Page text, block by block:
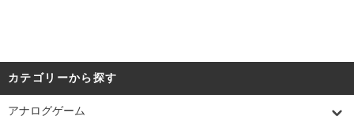
カテゴリーから探す
アナログゲーム